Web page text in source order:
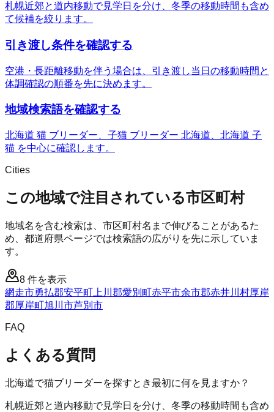
札幌近郊と道内移動で見学日を分け、冬季の移動時間も含め
て候補を絞ります。
引き渡し条件を確認する
空港・長距離移動を伴う場合は、引き渡し当日の移動時間と
体調確認の順番を先に決めます。
地域検索語を確認する
北海道 猫 ブリーダー、子猫 ブリーダー 北海道、北海道 子
猫 を中心に確認します。
Cities
この地域で注目されている市区町村
地域名を含む検索は、市区町村名まで伸びることがあるた
め、都道府県ページでは検索語の広がりを先に示していま
す。
8 件を表示
網走市勇払郡安平町 上川郡愛別町赤平市余市郡赤井川村厚岸
郡厚岸町旭川市芦別市
FAQ
よくある質問
北海道で猫ブリーダーを探すとき最初に何を見ますか？
札幌近郊と道内移動で見学日を分け、冬季の移動時間も含め